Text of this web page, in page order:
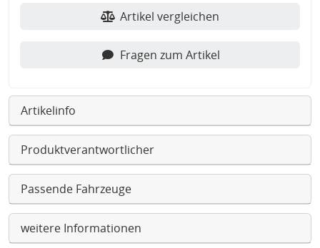
Artikel vergleichen
Fragen zum Artikel
Artikelinfo
Produktverantwortlicher
Passende Fahrzeuge
weitere Informationen